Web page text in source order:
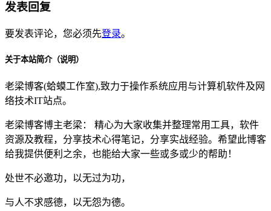
发表回复
要发表评论，您必须先登录。
关于本站简介（说明）
老梁博客(蛤蟆工作室),致力于操作系统应用与计算机软件及网
络技术IT站点。
老梁博客博主老梁： 精心为大家收集并整理常用工具，软件
资源及教程，分享技术心得笔记，分享实战经验。希望此博客
给我提供便利之余，也能给大家一些或多或少的帮助！
处世不必邀功，以无过为功，
与人不求感德，以无怨为德。